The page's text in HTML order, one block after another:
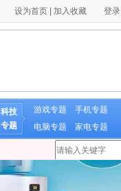
设为首页 加入收藏 登录
科技
专题
游戏专题
手机专题
电脑专题
家电专题